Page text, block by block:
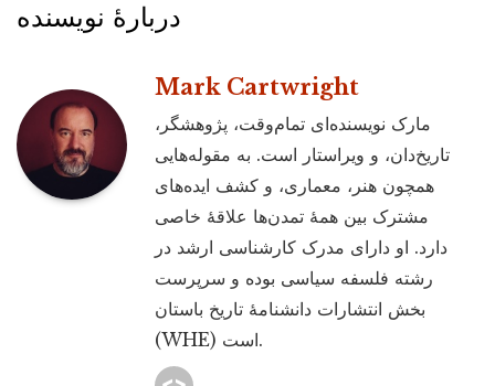
دربارۀ نویسنده
Mark Cartwright
مارک نویسنده‌ای تمام‌وقت، پژوهشگر،
تاریخ‌دان، و ویراستار است. به مقوله‌هایی
همچون هنر، معماری، و کشف ایده‌های
مشترک بین همۀ تمدن‌ها علاقۀ خاصی
دارد. او دارای مدرک کارشناسی ارشد در
رشته فلسفه سیاسی بوده و سرپرست
بخش انتشارات دانشنامۀ تاریخ باستان
(WHE) است.